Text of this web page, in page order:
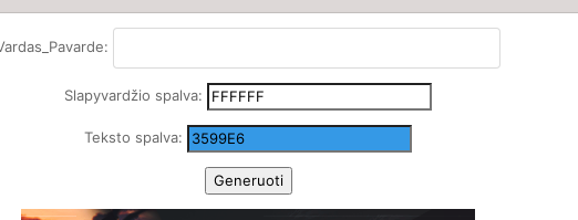
Slapyvardžio spalva:
Teksto spalva: